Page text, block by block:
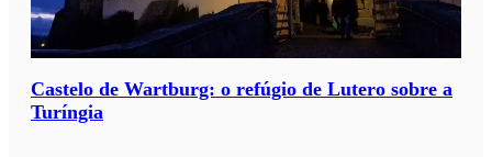
Castelo de Wartburg: o refúgio de Lutero sobre a
Turíngia